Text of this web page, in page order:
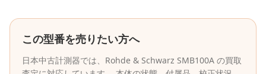
この型番を売りたい方へ
日本中古計測器では、 Rohde & Schwarz SMB100A の買取